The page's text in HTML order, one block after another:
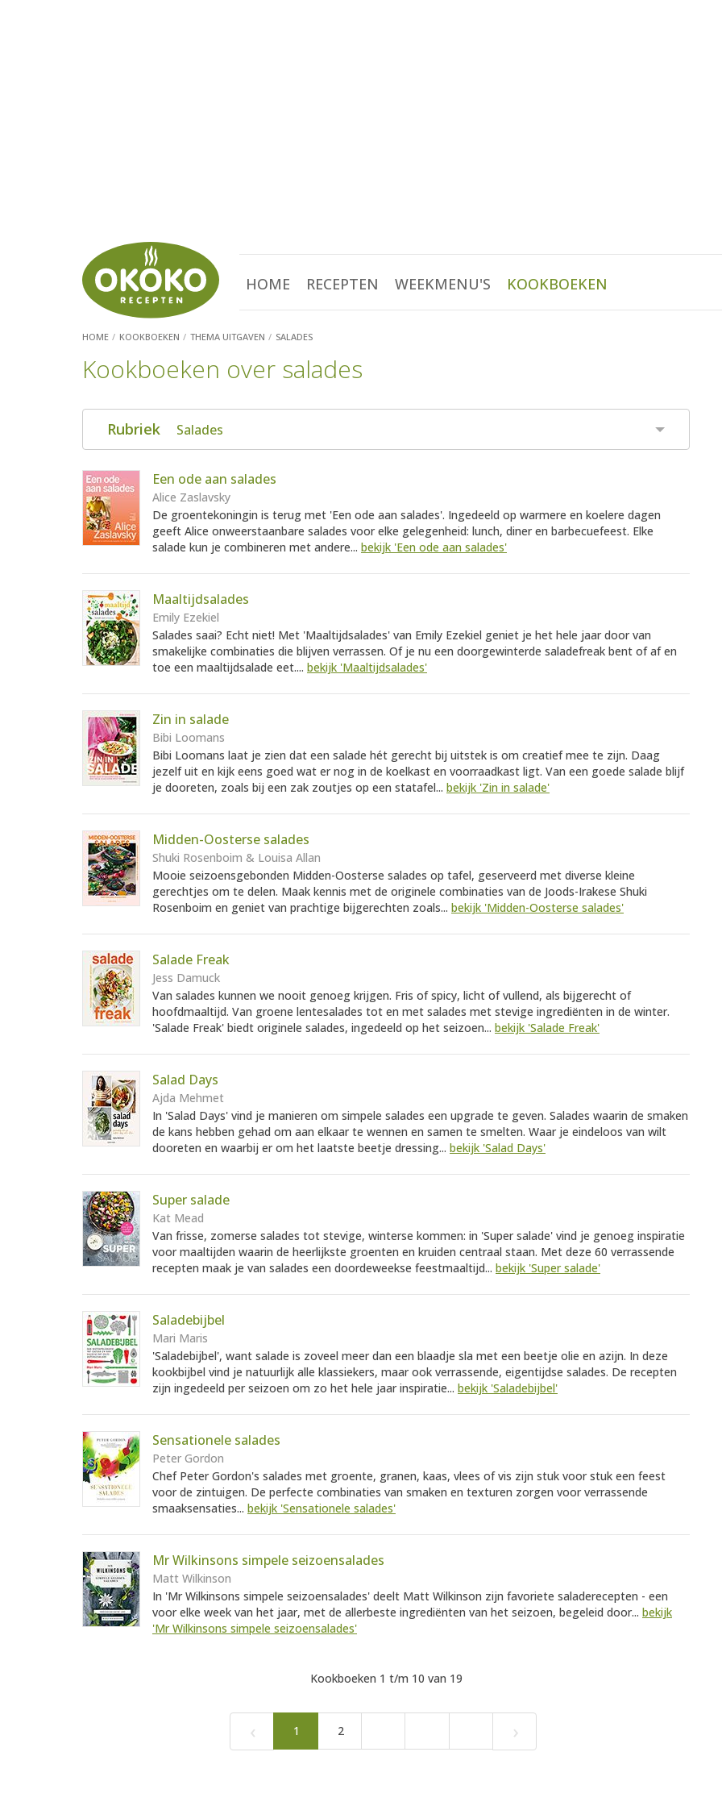
HOME RECEPTEN WEEKMENU'S KOOKBOEKEN
HOME KOOKBOEKEN THEMA UITGAVEN SALADES
Kookboeken over salades
Rubriek Salades
Een ode aan salades
Alice Zaslavsky
De groentekoningin is terug met 'Een ode aan salades'. Ingedeeld op warmere en koelere dagen
geeft Alice onweerstaanbare salades voor elke gelegenheid: lunch, diner en barbecuefeest. Elke
salade kun je combineren met andere... bekijk 'Een ode aan salades'
Maaltijdsalades
Emily Ezekiel
Salades saai? Echt niet! Met 'Maaltijdsalades' van Emily Ezekiel geniet je het hele jaar door van
smakelijke combinaties die blijven verrassen. Of je nu een doorgewinterde saladefreak bent of af en
toe een maaltijdsalade eet.... bekijk 'Maaltijdsalades'
Zin in salade
Bibi Loomans
Bibi Loomans laat je zien dat een salade hét gerecht bij uitstek is om creatief mee te zijn. Daag
jezelf uit en kijk eens goed wat er nog in de koelkast en voorraadkast ligt. Van een goede salade blijf
je dooreten, zoals bij een zak zoutjes op een statafel... bekijk 'Zin in salade'
Midden-Oosterse salades
Shuki Rosenboim & Louisa Allan
Mooie seizoensgebonden Midden-Oosterse salades op tafel, geserveerd met diverse kleine
gerechtjes om te delen. Maak kennis met de originele combinaties van de Joods-Irakese Shuki
Rosenboim en geniet van prachtige bijgerechten zoals... bekijk 'Midden-Oosterse salades'
Salade Freak
Jess Damuck
Van salades kunnen we nooit genoeg krijgen. Fris of spicy, licht of vullend, als bijgerecht of
hoofdmaaltijd. Van groene lentesalades tot en met salades met stevige ingrediënten in de winter.
'Salade Freak' biedt originele salades, ingedeeld op het seizoen... bekijk 'Salade Freak'
Salad Days
Ajda Mehmet
In 'Salad Days' vind je manieren om simpele salades een upgrade te geven. Salades waarin de smaken
de kans hebben gehad om aan elkaar te wennen en samen te smelten. Waar je eindeloos van wilt
dooreten en waarbij er om het laatste beetje dressing... bekijk 'Salad Days'
Super salade
Kat Mead
Van frisse, zomerse salades tot stevige, winterse kommen: in 'Super salade' vind je genoeg inspiratie
voor maaltijden waarin de heerlijkste groenten en kruiden centraal staan. Met deze 60 verrassende
recepten maak je van salades een doordeweekse feestmaaltijd... bekijk 'Super salade'
Saladebijbel
Mari Maris
'Saladebijbel', want salade is zoveel meer dan een blaadje sla met een beetje olie en azijn. In deze
kookbijbel vind je natuurlijk alle klassiekers, maar ook verrassende, eigentijdse salades. De recepten
zijn ingedeeld per seizoen om zo het hele jaar inspiratie... bekijk 'Saladebijbel'
Sensationele salades
Peter Gordon
Chef Peter Gordon's salades met groente, granen, kaas, vlees of vis zijn stuk voor stuk een feest
voor de zintuigen. De perfecte combinaties van smaken en texturen zorgen voor verrassende
smaaksensaties... bekijk 'Sensationele salades'
Mr Wilkinsons simpele seizoensalades
Matt Wilkinson
In 'Mr Wilkinsons simpele seizoensalades' deelt Matt Wilkinson zijn favoriete saladerecepten - een
voor elke week van het jaar, met de allerbeste ingrediënten van het seizoen, begeleid door... bekijk
'Mr Wilkinsons simpele seizoensalades'
Kookboeken 1 t/m 10 van 19
‹ 1 2 ›